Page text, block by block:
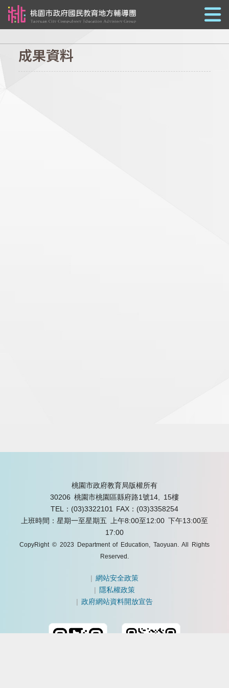
成果資料
桃園市政府教育局版權所有
30206 桃園市桃園區縣府路1號14, 15樓
TEL：(03)3322101
FAX：(03)3358254
上班時間：星期一至星期五 上午8:00至12:00 下午13:00至
17:00
CopyRight © 2023 Department of Education, Taoyuan. All Rights
Reserved.
|網站安全政策
| 隱私權政策
|政府網站資料開放宣告